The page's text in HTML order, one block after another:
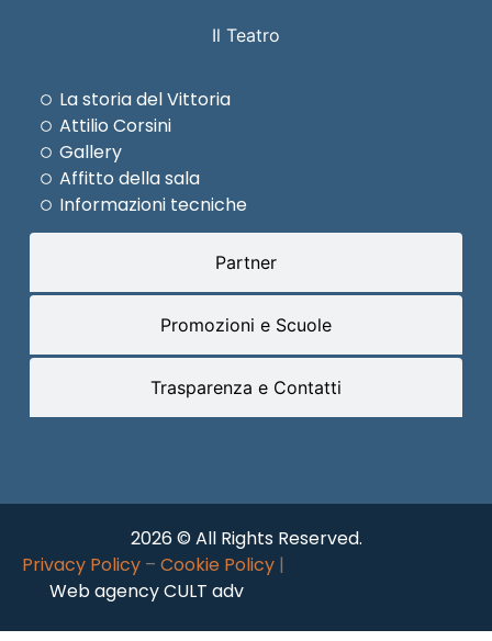
Il Teatro
Partner
Promozioni e Scuole
Trasparenza e Contatti
La storia del Vittoria
Attilio Corsini
Gallery
Affitto della sala
Informazioni tecniche
2026 © All Rights Reserved.
Privacy Policy – Cookie Policy |
Web agency CULT adv